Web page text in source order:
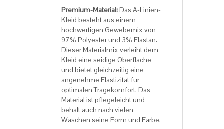
Premium-Material:Das A-Linien-
Kleid besteht aus einem
hochwertigen Gewebemix von
97% Polyester und 3% Elastan.
Dieser Materialmix verleiht dem
Kleid eine seidige Oberfläche
und bietet gleichzeitig eine
angenehme Elastizität für
optimalen Tragekomfort. Das
Material ist pflegeleicht und
behält auch nach vielen
Wäschen seine Form und Farbe.